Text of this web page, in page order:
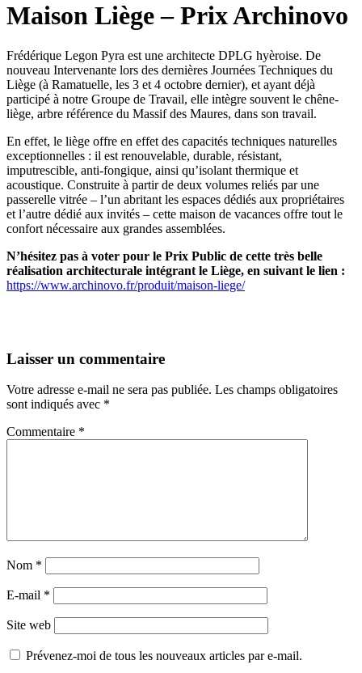
Maison Liège – Prix Archinovo
Frédérique Legon Pyra est une architecte DPLG hyèroise. De
nouveau Intervenante lors des dernières Journées Techniques du
Liège (à Ramatuelle, les 3 et 4 octobre dernier), et ayant déjà
participé à notre Groupe de Travail, elle intègre souvent le chêne-
liège, arbre référence du Massif des Maures, dans son travail.
En effet, le liège offre en effet des capacités techniques naturelles
exceptionnelles : il est renouvelable, durable, résistant,
imputrescible, anti-fongique, ainsi qu’isolant thermique et
acoustique. Construite à partir de deux volumes reliés par une
passerelle vitrée – l’un abritant les espaces dédiés aux propriétaires
et l’autre dédié aux invités – cette maison de vacances offre tout le
confort nécessaire aux grandes assemblées.
N’hésitez pas à voter pour le Prix Public de cette très belle
réalisation architecturale intégrant le Liège, en suivant le lien :
https://www.archinovo.fr/produit/maison-liege/
Laisser un commentaire
Votre adresse e-mail ne sera pas publiée. Les champs obligatoires
sont indiqués avec *
Commentaire *
Nom *
E-mail *
Site web
Prévenez-moi de tous les nouveaux articles par e-mail.